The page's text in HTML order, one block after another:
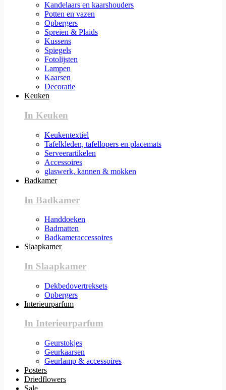
Kandelaars en kaarshouders
Potten en vazen
Opbergers
Spreien & Plaids
Kussens
Spiegels
Fotolijsten
Lampen
Kaarsen
Decoratie
Keuken
In Keuken
Keukentextiel
Tafelkleden, tafellopers en placemats
Serveerartikelen
Accessoires
glaswerk, kannen & mokken
Badkamer
In Badkamer
Handdoeken
Badmatten
Badkameraccessoires
Slaapkamer
In Slaapkamer
Dekbedovertreksets
Opbergers
Interieurparfum
In Interieurparfum
Geurstokjes
Geurkaarsen
Geurlamp & accessoires
Posters
Driedflowers